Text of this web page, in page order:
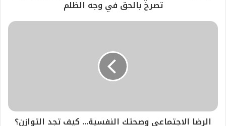
تصرخ بالحق في وجه الظلم
الرضا الاجتماعي وصحتك النفسية... كيف تجد التوازن؟